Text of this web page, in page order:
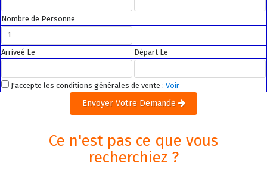
Nombre de Personne
Arriveé Le Départ Le
J'accepte les conditions générales de vente : Voir
Envoyer Votre Demande
Ce n'est pas ce que vous
recherchiez ?